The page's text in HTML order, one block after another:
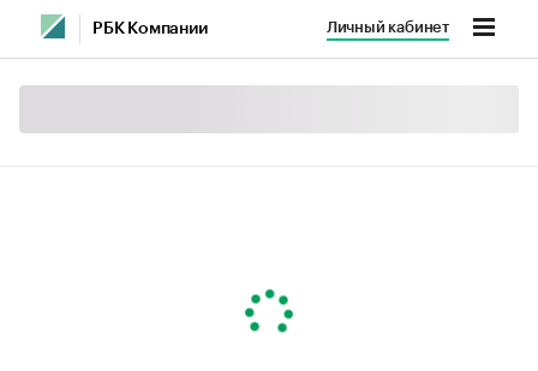
РБК Компании Личный кабинет